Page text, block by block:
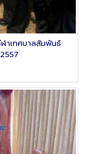
าเทศบาลสัมพันธ์